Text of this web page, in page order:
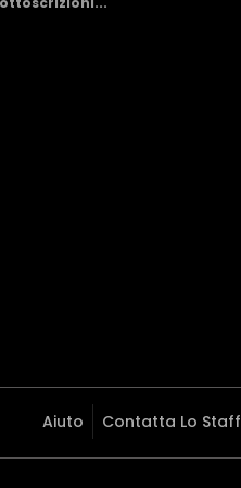
Aiuto Contatta Lo Staff